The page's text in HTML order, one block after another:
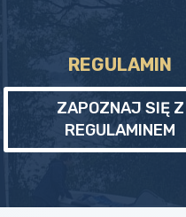
REGULAMIN
ZAPOZNAJ SIĘ Z
REGULAMINEM